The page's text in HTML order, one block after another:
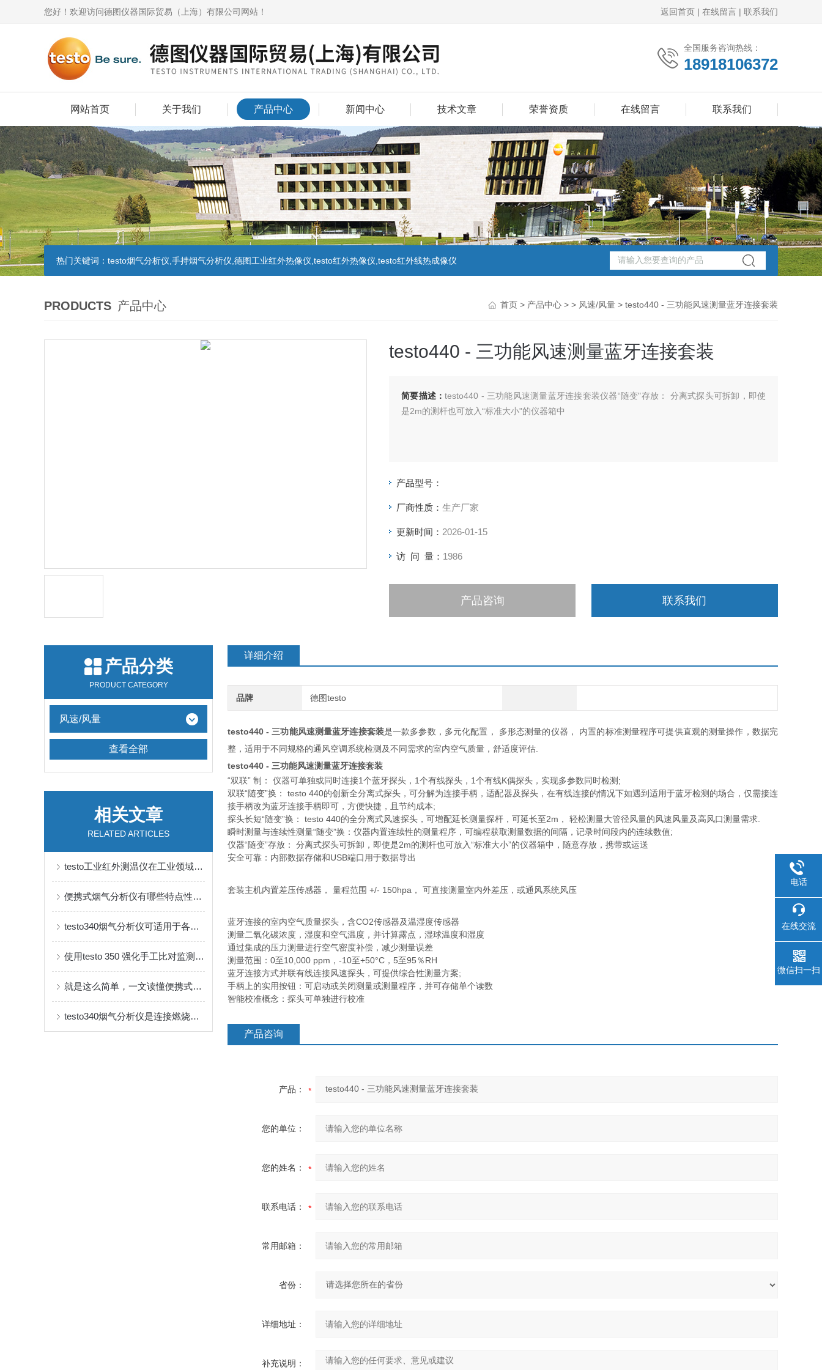
您好！欢迎访问德图仪器国际贸易（上海）有限公司网站！ 返回首页 | 在线留言 | 联系我们
全国服务咨询热线：
18918106372
网站首页 关于我们 产品中心 新闻中心 技术文章 荣誉资质 在线留言 联系我们
热门关键词： testo烟气分析仪,手持烟气分析仪,德图工业红外热像仪,testo红外热像仪,testo红外线热成像仪
PRODUCTS 产品中心 首页 > 产品中心 > > 风速/风量 > testo440 - 三功能风速测量蓝牙连接套装
testo440 - 三功能风速测量蓝牙连接套装
简要描述：testo440 - 三功能风速测量蓝牙连接套装仪器“随变"存放： 分离式探头可拆卸，即使
是2m的测杆也可放入“标准大小"的仪器箱中
产品型号：
厂商性质： 生产厂家
更新时间： 2026-01-15
访 问 量： 1986
产品咨询 联系我们
产品分类
PRODUCT CATEGORY
风速/风量
查看全部
相关文章
RELATED ARTICLES
testo工业红外测温仪在工业领域中的应用非常广泛
便携式烟气分析仪有哪些特点性能？
testo340烟气分析仪可适用于各种工业烟气分析及排放检测
使用testo 350 强化手工比对监测，保证数据真实性
就是这么简单，一文读懂便携式烟气分析仪
testo340烟气分析仪是连接燃烧设备与环保要求的桥梁
详细介绍
品牌 德图testo
testo440 - 三功能风速测量蓝牙连接套装是一款多参数，多元化配置， 多形态测量的仪器， 内置的标准测量程序可提供直观的测量操作，数据完
整，适用于不同规格的通风空调系统检测及不同需求的室内空气质量，舒适度评估.
testo440 - 三功能风速测量蓝牙连接套装
“双联” 制： 仪器可单独或同时连接1个蓝牙探头，1个有线探头，1个有线K偶探头，实现多参数同时检测;
双联“随变”换： testo 440的创新全分离式探头，可分解为连接手柄，适配器及探头，在有线连接的情况下如遇到适用于蓝牙检测的场合，仅需接连
接手柄改为蓝牙连接手柄即可，方便快捷，且节约成本;
探头长短“随变”换： testo 440的全分离式风速探头，可增配延长测量探杆，可延长至2m， 轻松测量大管径风量的风速风量及高风口测量需求.
瞬时测量与连续性测量“随变”换：仪器内置连续性的测量程序，可编程获取测量数据的间隔，记录时间段内的连续数值;
仪器“随变”存放： 分离式探头可拆卸，即使是2m的测杆也可放入“标准大小”的仪器箱中，随意存放，携带或运送
安全可靠：内部数据存储和USB端口用于数据导出
套装主机内置差压传感器， 量程范围 +/- 150hpa， 可直接测量室内外差压，或通风系统风压
蓝牙连接的室内空气质量探头，含CO2传感器及温湿度传感器
测量二氧化碳浓度，湿度和空气温度，并计算露点，湿球温度和湿度
通过集成的压力测量进行空气密度补偿，减少测量误差
测量范围：0至10,000 ppm，-10至+50°C，5至95％RH
蓝牙连接方式并联有线连接风速探头，可提供综合性测量方案;
手柄上的实用按钮：可启动或关闭测量或测量程序，并可存储单个读数
智能校准概念：探头可单独进行校准
产品咨询
产品：
您的单位：
您的姓名：
联系电话：
常用邮箱：
省份：
详细地址：
补充说明：
电话
在线交流
微信扫一扫